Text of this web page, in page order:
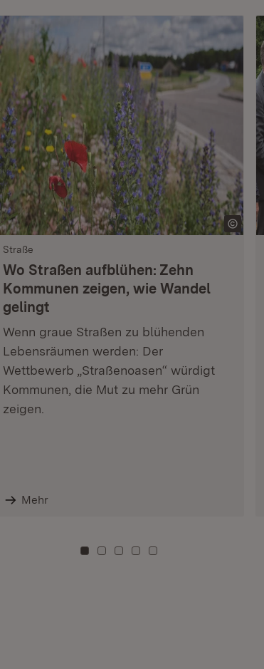
Straße
Wo Straßen aufblühen: Zehn
Kommunen zeigen, wie Wandel
gelingt
Wenn graue Straßen zu blühenden
Lebensräumen werden: Der
Wettbewerb „Straßenoasen“ würdigt
Kommunen, die Mut zu mehr Grün
zeigen.
Mehr
Zu Kachel: 0
Zu Kachel: 3
Zu Kachel: 6
Zu Kachel: 9
Zu Kachel: 12